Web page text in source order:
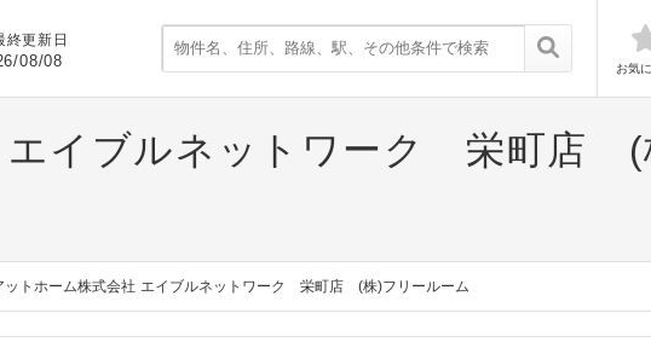
終更新日
08/08 お気
エイブルネットワーク 栄町店 (
ットホーム株式会社 エイブルネットワーク 栄町店 (株)フリールーム